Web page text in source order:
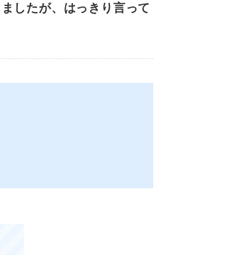
したが、はっきり言って